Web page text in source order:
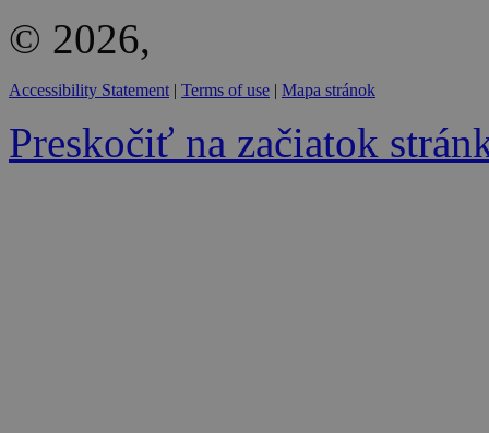
© 2026,
Accessibility Statement | Terms of use | Mapa stránok
Preskočiť na začiatok